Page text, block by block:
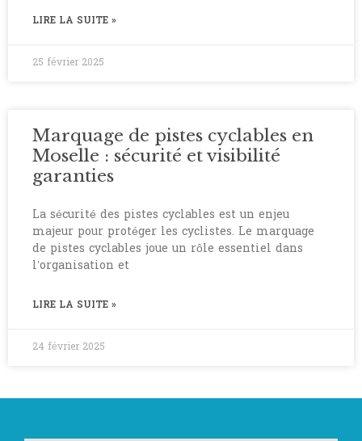
LIRE LA SUITE »
25 février 2025
Marquage de pistes cyclables en
Moselle : sécurité et visibilité
garanties
La sécurité des pistes cyclables est un enjeu
majeur pour protéger les cyclistes. Le marquage
de pistes cyclables joue un rôle essentiel dans
l’organisation et
LIRE LA SUITE »
24 février 2025